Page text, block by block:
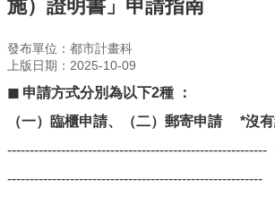
於
發
業
務
介
施）證明書」申請指南
發布單位：都市計畫科
上版日期：2025-10-09
◼ 申請方式分別為以下2種 ：
（一） 臨櫃申請、 （二） 郵寄申請 *沒有
----------------------------------------------------------
---------------------------------------------------------